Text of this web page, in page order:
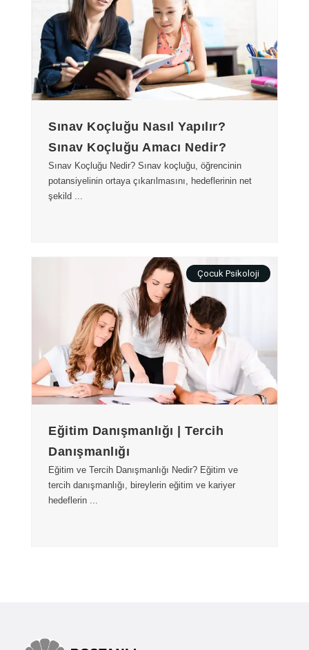
Sınav Koçluğu Nasıl Yapılır?
Sınav Koçluğu Amacı Nedir?
Sınav Koçluğu Nedir? Sınav koçluğu, öğrencinin
potansiyelinin ortaya çıkarılmasını, hedeflerinin net
şekild ...
Çocuk Psikoloji
Eğitim Danışmanlığı | Tercih
Danışmanlığı
Eğitim ve Tercih Danışmanlığı Nedir? Eğitim ve
tercih danışmanlığı, bireylerin eğitim ve kariyer
hedeflerin ...